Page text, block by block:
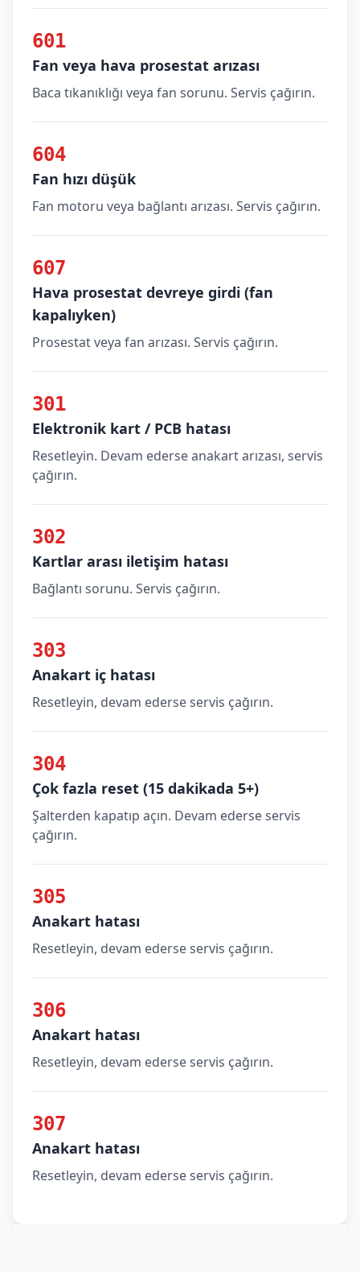
601
Fan veya hava prosestat arızası
Baca tıkanıklığı veya fan sorunu. Servis çağırın.
604
Fan hızı düşük
Fan motoru veya bağlantı arızası. Servis çağırın.
607
Hava prosestat devreye girdi (fan
kapalıyken)
Prosestat veya fan arızası. Servis çağırın.
301
Elektronik kart / PCB hatası
Resetleyin. Devam ederse anakart arızası, servis
çağırın.
302
Kartlar arası iletişim hatası
Bağlantı sorunu. Servis çağırın.
303
Anakart iç hatası
Resetleyin, devam ederse servis çağırın.
304
Çok fazla reset (15 dakikada 5+)
Şalterden kapatıp açın. Devam ederse servis
çağırın.
305
Anakart hatası
Resetleyin, devam ederse servis çağırın.
306
Anakart hatası
Resetleyin, devam ederse servis çağırın.
307
Anakart hatası
Resetleyin, devam ederse servis çağırın.